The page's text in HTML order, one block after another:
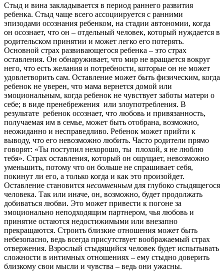
Стыд и вина закладывается в период раннего развития
ребенка. Стыд чаще всего ассоциируется с ранними
эпизодами осознания ребенком, на стадии автономии, когда
он осознает, что он – отдельный человек, который нуждается в
родительском принятии и может легко его потерять.
Основной страх развивающегося ребенка – это страх
оставления. Он обнаруживает, что мир не вращается вокруг
него, что есть желания и потребности, которые он не может
удовлетворить сам. Оставление может быть физическим, когда
ребенок не уверен, что мама вернется домой или
эмоциональным, когда ребенок не чувствует заботы матери о
себе; в виде пренебрежения или злоупотребления. В
результате ребенок осознает, что любовь и привязанность,
получаемая им в семье, может быть отобрана, возможно,
неожиданно и несправедливо. Ребенок может прийти к
выводу, что его невозможно любить. Часто родители прямо
говорят: «Ты поступил нехорошо, ты плохой, я не люблю
тебя». Страх оставления, который он ощущает, невозможно
уменьшить, потому что он больше не спрашивает себя,
покинут ли его, а только когда и как это произойдет.
Оставление становится несомненным для глубоко стыдящегося
человека. Так или иначе, он, возможно, будет продолжать
добиваться любви. Это может привести к погоне за
эмоционально неподходящим партнером, чья любовь и
принятие остаются недостижимыми или внезапно
прекращаются. Строить близкие отношения может быть
небезопасно, ведь всегда присутствует воображаемый страх
отвержения. Взрослый стыдящийся человек будет испытывать
сложности в интимных отношениях – ему стыдно доверить
близкому свои мысли и чувства – ведь они ужасны.